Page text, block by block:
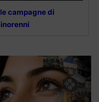
campagne di